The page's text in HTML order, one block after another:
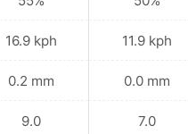
16.9 kph
0.2 mm
9.0
11.9 kph
0.0 mm
7.0